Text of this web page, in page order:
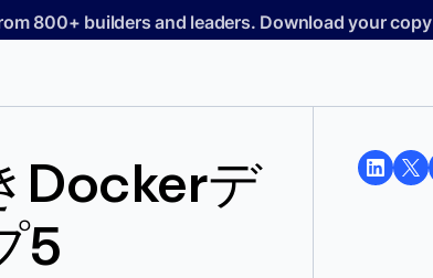
800+ builders and leaders. Download your copy
Dockerデ
5